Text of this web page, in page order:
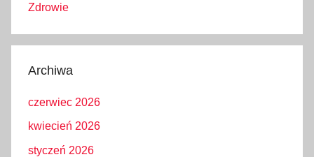
Zdrowie
Archiwa
czerwiec 2026
kwiecień 2026
styczeń 2026